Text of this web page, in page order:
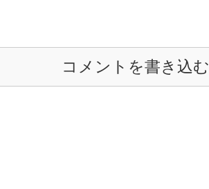
コメントを書き込む